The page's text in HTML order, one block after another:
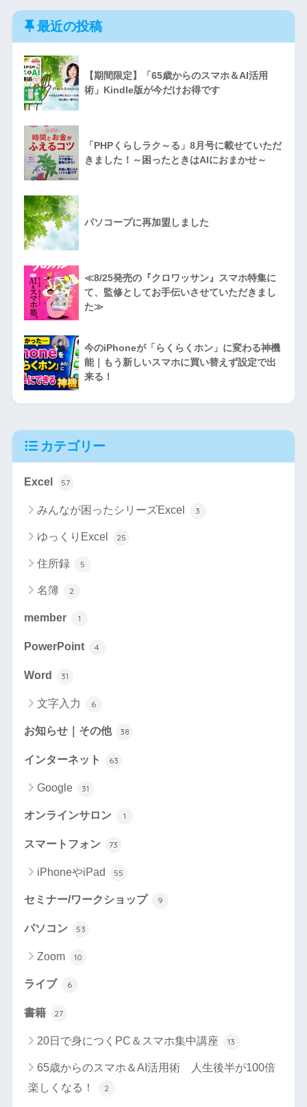
最近の投稿
【期間限定】「65歳からのスマホ＆AI活用
術」Kindle版が今だけお得です
「PHPくらしラク～る」8月号に載せていただ
きました！～困ったときはAIにおまかせ～
パソコープに再加盟しました
≪8/25発売の『クロワッサン』スマホ特集に
て、監修としてお手伝いさせていただきまし
た≫
今のiPhoneが「らくらくホン」に変わる神機
能｜もう新しいスマホに買い替えず設定で出
来る！
カテゴリー
Excel 57
みんなが困ったシリーズExcel 3
ゆっくりExcel 25
住所録 5
名簿 2
member 1
PowerPoint 4
Word 31
文字入力 6
お知らせ｜その他 38
インターネット 63
Google 31
オンラインサロン 1
スマートフォン 73
iPhoneやiPad 55
セミナー/ワークショップ 9
パソコン 53
Zoom 10
ライブ 6
書籍 27
20日で身につくPC＆スマホ集中講座 13
65歳からのスマホ＆AI活用術 人生後半が100倍
楽しくなる！
2